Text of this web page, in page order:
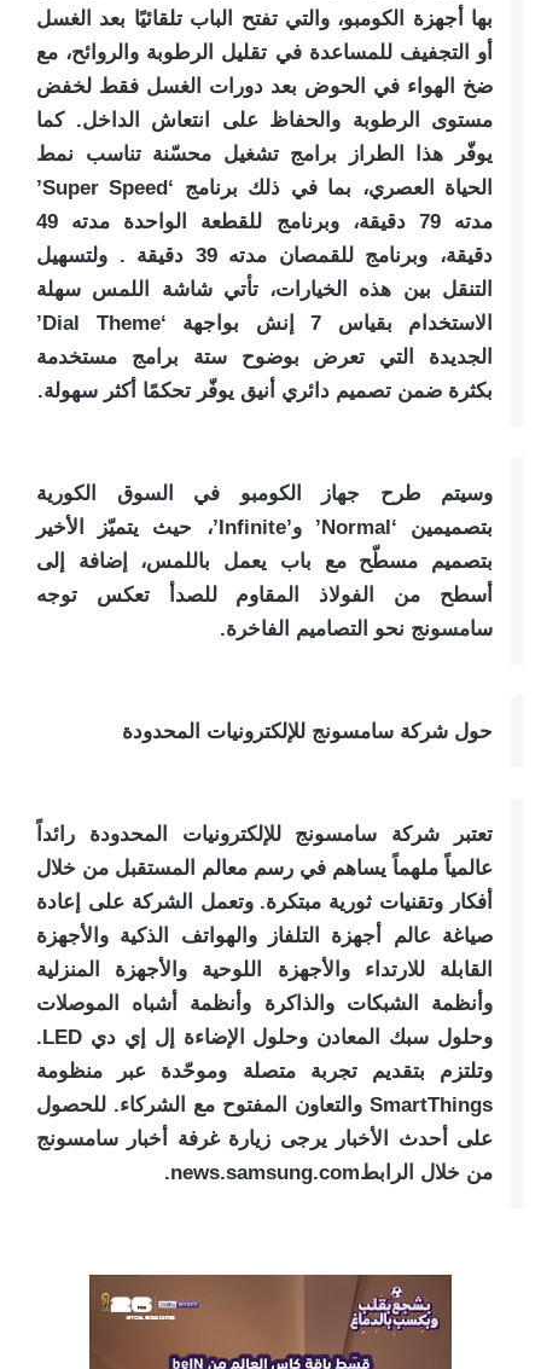
بها أجهزة الكومبو، والتي تفتح الباب تلقائيًا بعد الغسل
أو التجفيف للمساعدة في تقليل الرطوبة والروائح، مع
ضخ الهواء في الحوض بعد دورات الغسل فقط لخفض
مستوى الرطوبة والحفاظ على انتعاش الداخل. كما
يوفّر هذا الطراز برامج تشغيل محسّنة تناسب نمط
الحياة العصري، بما في ذلك برنامج ‘Super Speed’
مدته 79 دقيقة، وبرنامج للقطعة الواحدة مدته 49
دقيقة، وبرنامج للقمصان مدته 39 دقيقة . ولتسهيل
التنقل بين هذه الخيارات، تأتي شاشة اللمس سهلة
الاستخدام بقياس 7 إنش بواجهة ‘Dial Theme’
الجديدة التي تعرض بوضوح ستة برامج مستخدمة
بكثرة ضمن تصميم دائري أنيق يوفّر تحكمًا أكثر سهولة.
وسيتم طرح جهاز الكومبو في السوق الكورية
بتصميمين ‘Normal’ و’Infinite’، حيث يتميّز الأخير
بتصميم مسطّح مع باب يعمل باللمس، إضافة إلى
أسطح من الفولاذ المقاوم للصدأ تعكس توجه
سامسونج نحو التصاميم الفاخرة.
حول شركة سامسونج للإلكترونيات المحدودة
تعتبر شركة سامسونج للإلكترونيات المحدودة رائداً
عالمياً ملهماً يساهم في رسم معالم المستقبل من خلال
أفكار وتقنيات ثورية مبتكرة. وتعمل الشركة على إعادة
صياغة عالم أجهزة التلفاز والهواتف الذكية والأجهزة
القابلة للارتداء والأجهزة اللوحية والأجهزة المنزلية
وأنظمة الشبكات والذاكرة وأنظمة أشباه الموصلات
وحلول سبك المعادن وحلول الإضاءة إل إي دي LED.
وتلتزم بتقديم تجربة متصلة وموحّدة عبر منظومة
SmartThings والتعاون المفتوح مع الشركاء. للحصول
على أحدث الأخبار يرجى زيارة غرفة أخبار سامسونج
من خلال الرابطnews.samsung.com.